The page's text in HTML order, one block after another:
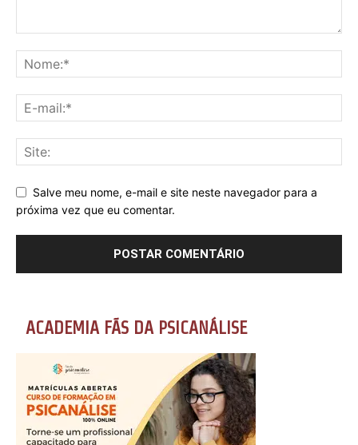
Salve meu nome, e-mail e site neste navegador para a
próxima vez que eu comentar.
ACADEMIA FÃS DA PSICANÁLISE